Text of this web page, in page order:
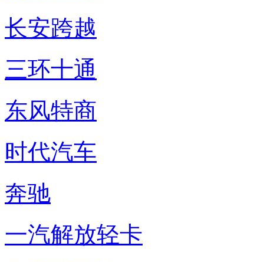
长安跨越
三环十通
东风特商
时代汽车
奔驰
一汽解放轻卡